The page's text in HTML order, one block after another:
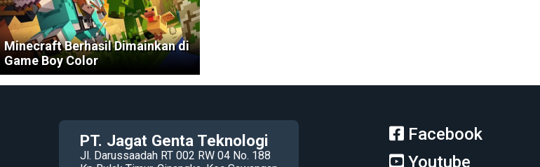
Minecraft Berhasil Dimainkan di
Game Boy Color
PT. Jagat Genta Teknologi
Jl. Darussaadah RT 002 RW 04 No. 188
Facebook
Youtube